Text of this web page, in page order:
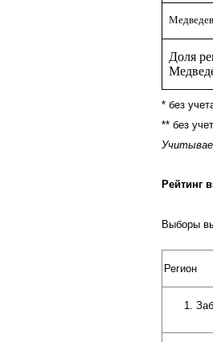
Доля
* без
** без
Рейтинг
Выборы
Регион